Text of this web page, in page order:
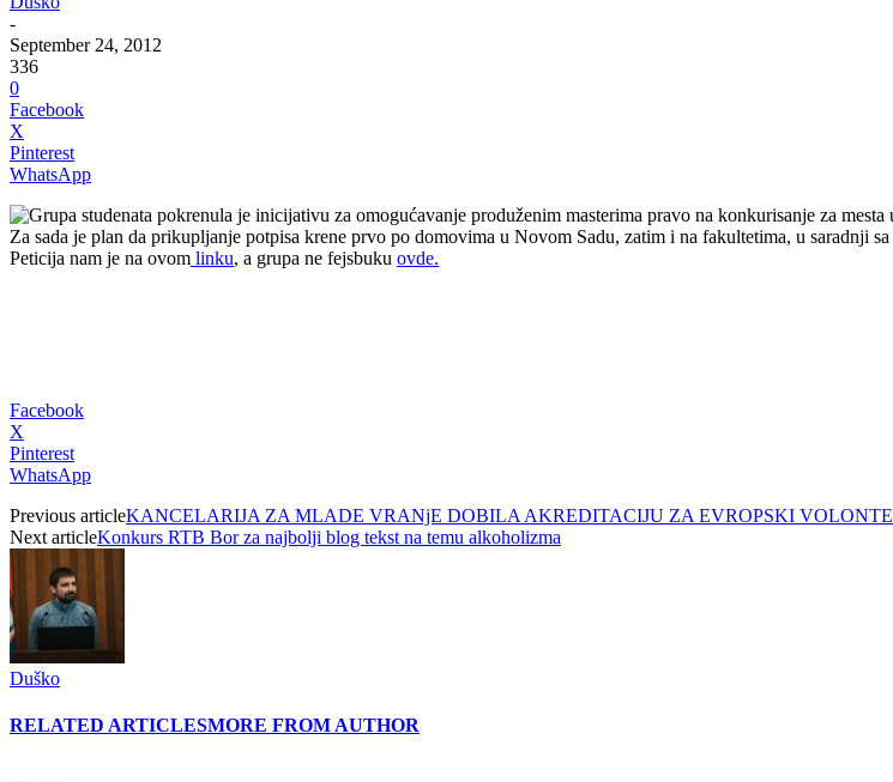
-
September 24, 2012
336
0
Facebook
X
Pinterest
WhatsApp
Grupa studenata pokrenula je inicijativu za omogućavanje produženim masterima pravo na konkurisanje za mesta
Za sada je plan da prikupljanje potpisa krene prvo po domovima u Novom Sadu, zatim i na fakultetima, u saradnji
Peticija nam je na ovom linku, a grupa ne fejsbuku ovde.
Facebook
X
Pinterest
WhatsApp
Previous articleKANCELARIJA ZA MLADE VRANjE DOBILA AKREDITACIJU ZA EVROPSKI
Next articleKonkurs RTB Bor za najbolji blog tekst na temu alkoholizma
Duško
RELATED ARTICLESMORE FROM AUTHOR